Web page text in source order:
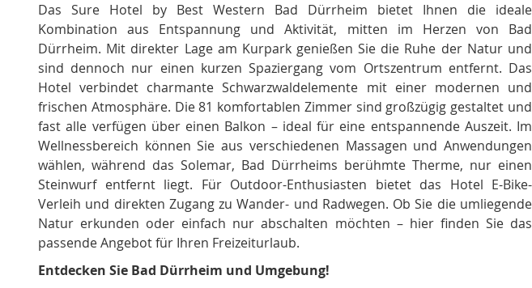
Das Sure Hotel by Best Western Bad Dürrheim bietet Ihnen die ideale
Kombination aus Entspannung und Aktivität, mitten im Herzen von Bad
Dürrheim. Mit direkter Lage am Kurpark genießen Sie die Ruhe der Natur und
sind dennoch nur einen kurzen Spaziergang vom Ortszentrum entfernt. Das
Hotel verbindet charmante Schwarzwaldelemente mit einer modernen und
frischen Atmosphäre. Die 81 komfortablen Zimmer sind großzügig gestaltet und
fast alle verfügen über einen Balkon – ideal für eine entspannende Auszeit. Im
Wellnessbereich können Sie aus verschiedenen Massagen und Anwendungen
wählen, während das Solemar, Bad Dürrheims berühmte Therme, nur einen
Steinwurf entfernt liegt. Für Outdoor-Enthusiasten bietet das Hotel E-Bike-
Verleih und direkten Zugang zu Wander- und Radwegen. Ob Sie die umliegende
Natur erkunden oder einfach nur abschalten möchten – hier finden Sie das
passende Angebot für Ihren Freizeiturlaub.
Entdecken Sie Bad Dürrheim und Umgebung!